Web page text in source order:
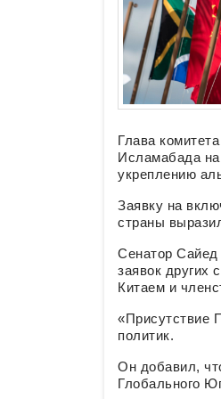
Глава
Исламабада
укреплению
Заявку на
страны
Сенатор
заявок других
Китаем и
«Присутствие
политик.
Он добавил,
Глобального